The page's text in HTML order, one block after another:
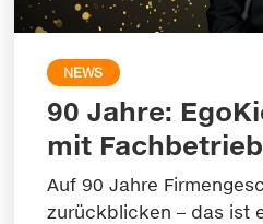
NEWS
90 Jahre:
mit
Auf 90 Jahre
zurückblicken – das ist